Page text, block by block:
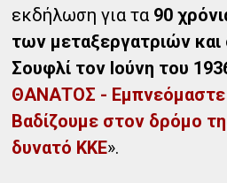
εκδήλωση για τα 90
των μεταξεργατριών
Σουφλί τον Ιούνη του
ΘΑΝΑΤΟΣ - Εμπνεόμαστε
Βαδίζουμε στον δρόμο
δυνατό ΚΚΕ».